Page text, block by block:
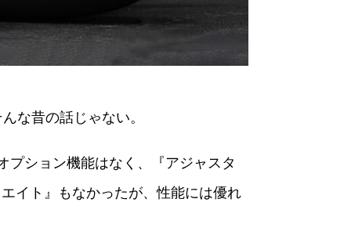
な昔の話じゃない。
プション機能はなく、『アジャスタ
イト』もなかったが、性能には優れ